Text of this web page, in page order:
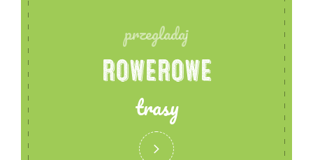
przegladaj
ROWEROWE
trasy